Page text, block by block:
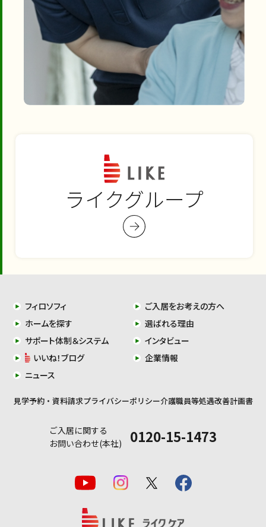
ライクグループ
フィロソフィ
ご入居をお考えの方へ
ホームを探す
選ばれる理由
サポート体制＆システム
インタビュー
いいね！ブログ
企業情報
ニュース
見学予約・資料請求プライバシーポリシー介護職員等処遇改善計画書
ご入居に関する
お問い合わせ(本社)
0120-15-1473